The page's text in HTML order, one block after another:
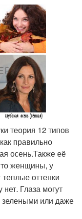
теория 12 типов
правильно
осень.Также её
женщины, у
оттенки
Глаза могут
или даже